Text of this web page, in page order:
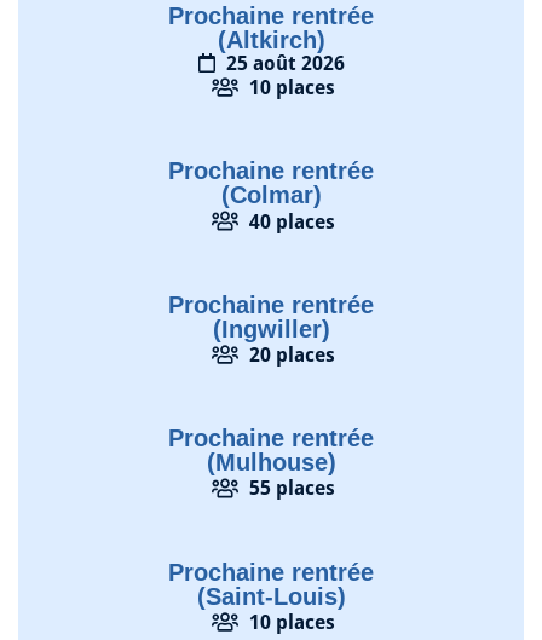
Prochaine rentrée
(Altkirch)
25 août 2026
10 places
Prochaine rentrée
(Colmar)
40 places
Prochaine rentrée
(Ingwiller)
20 places
Prochaine rentrée
(Mulhouse)
55 places
Prochaine rentrée
(Saint-Louis)
10 places